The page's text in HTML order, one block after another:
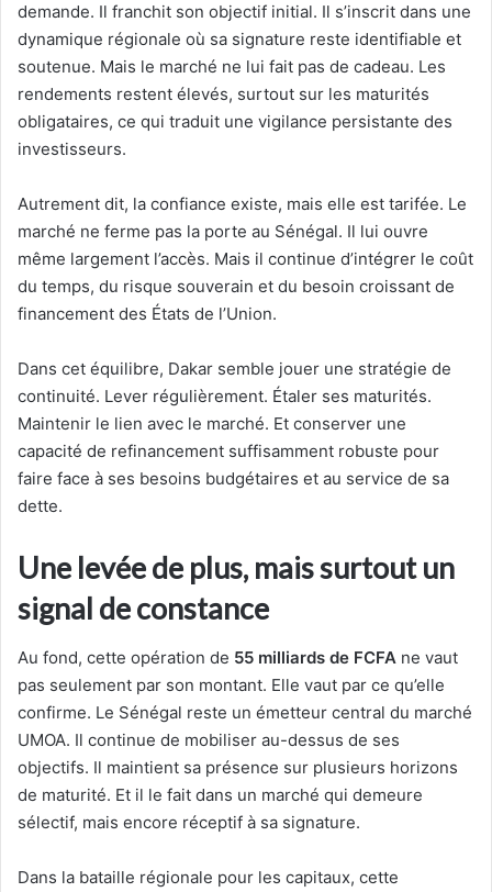
demande. Il franchit son objectif initial. Il s’inscrit dans une
dynamique régionale où sa signature reste identifiable et
soutenue. Mais le marché ne lui fait pas de cadeau. Les
rendements restent élevés, surtout sur les maturités
obligataires, ce qui traduit une vigilance persistante des
investisseurs.
Autrement dit, la confiance existe, mais elle est tarifée. Le
marché ne ferme pas la porte au Sénégal. Il lui ouvre
même largement l’accès. Mais il continue d’intégrer le coût
du temps, du risque souverain et du besoin croissant de
financement des États de l’Union.
Dans cet équilibre, Dakar semble jouer une stratégie de
continuité. Lever régulièrement. Étaler ses maturités.
Maintenir le lien avec le marché. Et conserver une
capacité de refinancement suffisamment robuste pour
faire face à ses besoins budgétaires et au service de sa
dette.
Une levée de plus, mais surtout un
signal de constance
Au fond, cette opération de 55 milliards de FCFA ne vaut
pas seulement par son montant. Elle vaut par ce qu’elle
confirme. Le Sénégal reste un émetteur central du marché
UMOA. Il continue de mobiliser au-dessus de ses
objectifs. Il maintient sa présence sur plusieurs horizons
de maturité. Et il le fait dans un marché qui demeure
sélectif, mais encore réceptif à sa signature.
Dans la bataille régionale pour les capitaux, cette